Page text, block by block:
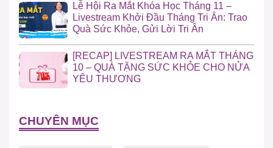
Lễ Hội Ra Mắt Khóa Học Tháng 11 –
Livestream Khởi Đầu Tháng Tri Ân: Trao
Quà Sức Khỏe, Gửi Lời Tri Ân
[RECAP] LIVESTREAM RA MẮT THÁNG
10 – QUÀ TẶNG SỨC KHỎE CHO NỬA
YÊU THƯƠNG
CHUYÊN MỤC